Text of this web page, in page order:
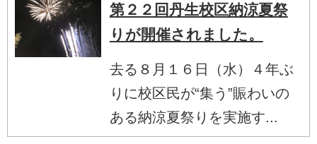
第２２回丹生校区納涼夏祭
りが開催されました。
去る８月１６日（水）４年ぶ
りに校区民が“集う”賑わいの
ある納涼夏祭りを実施す...